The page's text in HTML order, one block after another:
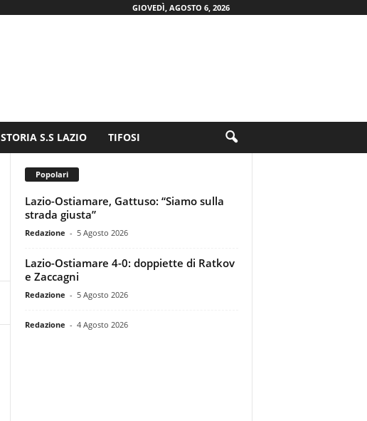
GIOVEDÌ, AGOSTO 6, 2026
STORIA S.S LAZIO TIFOSI
Popolari
Lazio-Ostiamare, Gattuso: “Siamo sulla
strada giusta”
Redazione - 5 Agosto 2026
Lazio-Ostiamare 4-0: doppiette di Ratkov
e Zaccagni
Redazione - 5 Agosto 2026
Redazione - 4 Agosto 2026